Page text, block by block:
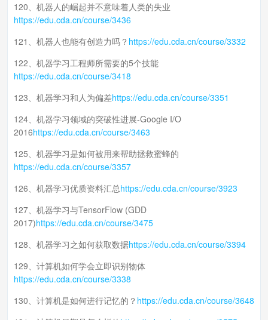
120、机器人的崛起并不意味着人类的失业
https://edu.cda.cn/course/3436
121、机器人也能有创造力吗？ https://edu.cda.cn/course/3332
122、机器学习工程师所需要的5个技能
https://edu.cda.cn/course/3418
123、机器学习和人为偏差https://edu.cda.cn/course/3351
124、机器学习领域的突破性进展-Google I/O
2016https://edu.cda.cn/course/3463
125、机器学习是如何被用来帮助拯救蜜蜂的
https://edu.cda.cn/course/3357
126、机器学习优质资料汇总https://edu.cda.cn/course/3923
127、机器学习与TensorFlow (GDD
2017)https://edu.cda.cn/course/3475
128、机器学习之如何获取数据https://edu.cda.cn/course/3394
129、计算机如何学会立即识别物体
https://edu.cda.cn/course/3338
130、计算机是如何进行记忆的？ https://edu.cda.cn/course/3648